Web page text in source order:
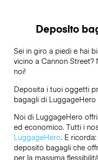
Deposito
Sei in giro a piedi e hai
vicino a Cannon
noi!
Deposita i tuoi oggetti
bagagli di LuggageHero
Noi di LuggageHero
ed economico. Tutti i
LuggageHero. E
deposito bagagli che
per la massima